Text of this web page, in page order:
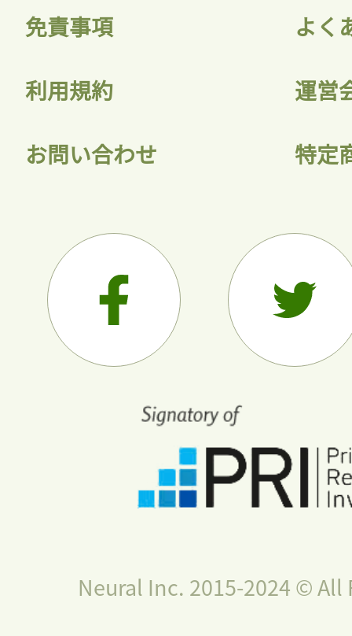
免責事項 よく
利用規約 運営
お問い合わせ 特定
Neural Inc. 2015-2024 © All